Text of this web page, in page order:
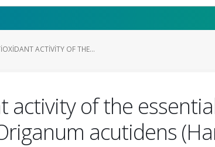
ACTIVITY OF THE...
activity of the
acutidens